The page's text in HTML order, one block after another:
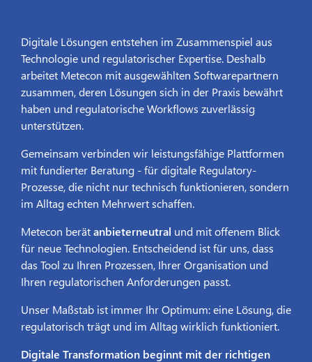
Digitale Lösungen entstehen im Zusammenspiel aus
Technologie und regulatorischer Expertise. Deshalb
arbeitet Metecon mit ausgewählten Softwarepartnern
zusammen, deren Lösungen sich in der Praxis bewährt
haben und regulatorische Workflows zuverlässig
unterstützen.
Gemeinsam verbinden wir leistungsfähige Plattformen
mit fundierter Beratung - für digitale Regulatory-
Prozesse, die nicht nur technisch funktionieren, sondern
im Alltag echten Mehrwert schaffen.
Metecon berätanbieterneutral und mit offenem Blick
für neue Technologien. Entscheidend ist für uns, dass
das Tool zu Ihren Prozessen, Ihrer Organisation und
Ihren regulatorischen Anforderungen passt.
Unser Maßstab ist immer Ihr Optimum: eine Lösung, die
regulatorisch trägt und im Alltag wirklich funktioniert.
Digitale Transformation beginnt mit der richtigen